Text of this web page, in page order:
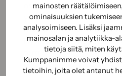
mainosten
ominaisuuksien
analysoimiseen. Lisäksi
mainosalan ja analytiikka-
tietoja siitä, miten
Kumppanimme voivat
tietoihin, joita olet antanut
ostamisen sijaan, säästät
ympäristöä. Ennen kuin
maalipinnan kunto ja tee
Hyvin valmisteltu pinta
tarttuu kauniisti ja
käyttöä.